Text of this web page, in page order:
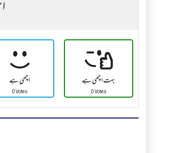
اچھی ہے
0 Votes
بہت اچھی ہے
0 Votes